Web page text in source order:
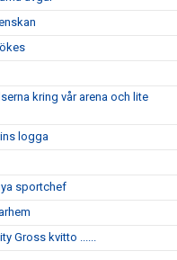
kring vår arena och lite
logga
sportchef
Gross kvitto ......